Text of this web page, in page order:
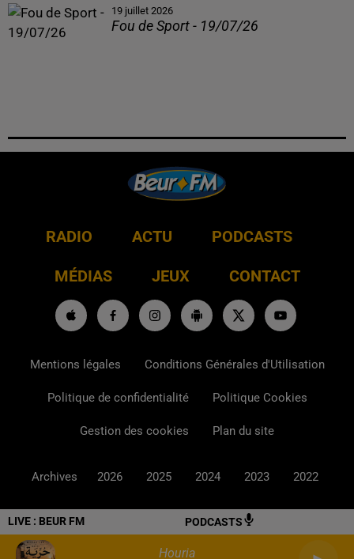
LIVE : BEUR FM PODCASTS
Houria
19 juillet 2026
Fou de Sport - 19/07/26
RADIO ACTU PODCASTS
MÉDIAS JEUX CONTACT
Mentions légales Conditions Générales d'Utilisation
Politique de confidentialité Politique Cookies
Gestion des cookies Plan du site
Archives 2026 2025 2024 2023 2022